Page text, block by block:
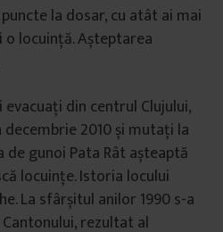
la dosar, cu atât ai mai
locuință. Așteptarea
din centrul Clujului,
2010 și mutați la
gunoi Pata Rât așteaptă
locuințe. Istoria locului
La sfârșitul anilor 1990 s-a
rezultat al